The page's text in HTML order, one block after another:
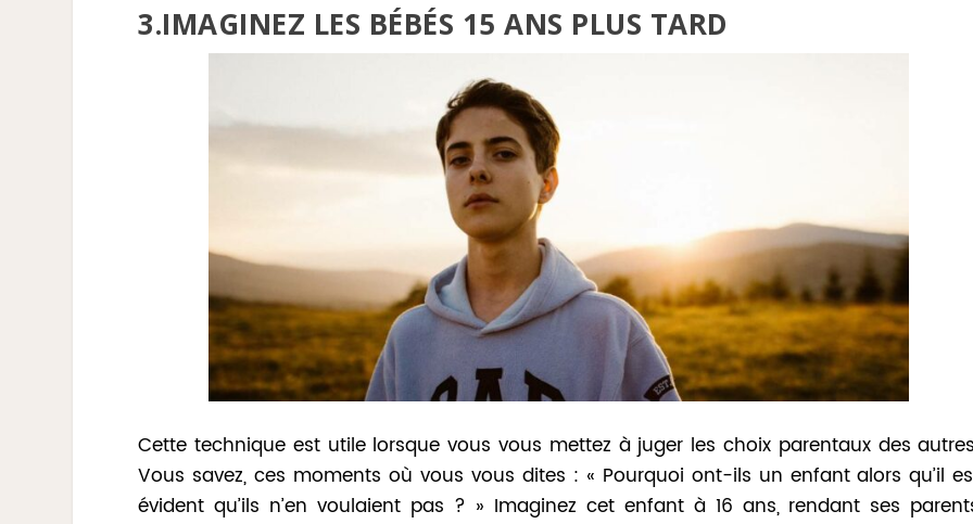
3.IMAGINEZ LES BÉBÉS 15 ANS PLUS TARD
Cette technique est utile lorsque vous vous mettez à juger les choix parentaux des
Vous savez, ces moments où vous vous dites : « Pourquoi ont-ils un enfant alors qu’il
évident qu’ils n’en voulaient pas ? » Imaginez cet enfant à 16 ans, rendant ses